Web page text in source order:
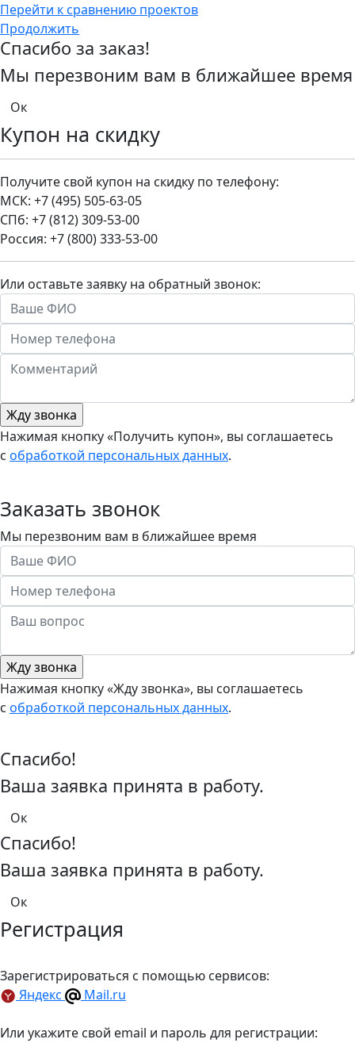
Перейти к сравнению проектов
Продолжить
Спасибо за заказ!
Мы перезвоним вам в ближайшее время
Купон на скидку
Получите свой купон на скидку по телефону:
МСК: +7 (495) 505-63-05
СПб: +7 (812) 309-53-00
Россия: +7 (800) 333-53-00
Или оставьте заявку на обратный звонок:
Нажимая кнопку «Получить купон», вы соглашаетесь
с обработкой персональных данных.
Заказать звонок
Мы перезвоним вам в ближайшее время
Нажимая кнопку «Жду звонка», вы соглашаетесь
с обработкой персональных данных.
Спасибо!
Ваша заявка принята в работу.
Спасибо!
Ваша заявка принята в работу.
Регистрация
Зарегистрироваться с помощью сервисов:
Яндекс
Mail.ru
Или укажите свой email и пароль для регистрации: